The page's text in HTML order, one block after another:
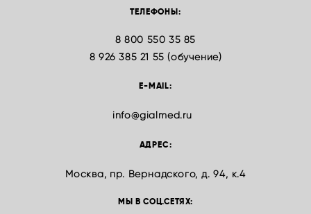
ТЕЛЕФОНЫ:
8 800 550 35 85
8 926 385 21 55 (обучение)
E-MAIL:
info@gialmed.ru
АДРЕС:
Москва, пр. Вернадского, д. 94, к.4
МЫ В СОЦ.СЕТЯХ: